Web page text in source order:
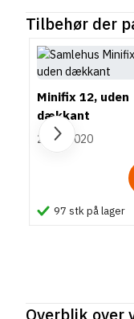
Tilbehør der
Minifix 12, uden
dækkant
262.17.020
97 stk på lager
Overblik over